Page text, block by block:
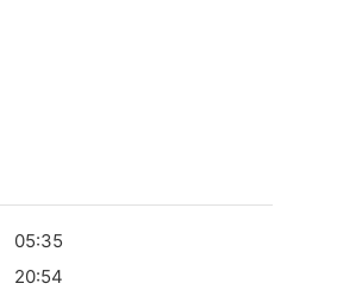
05:35
20:54